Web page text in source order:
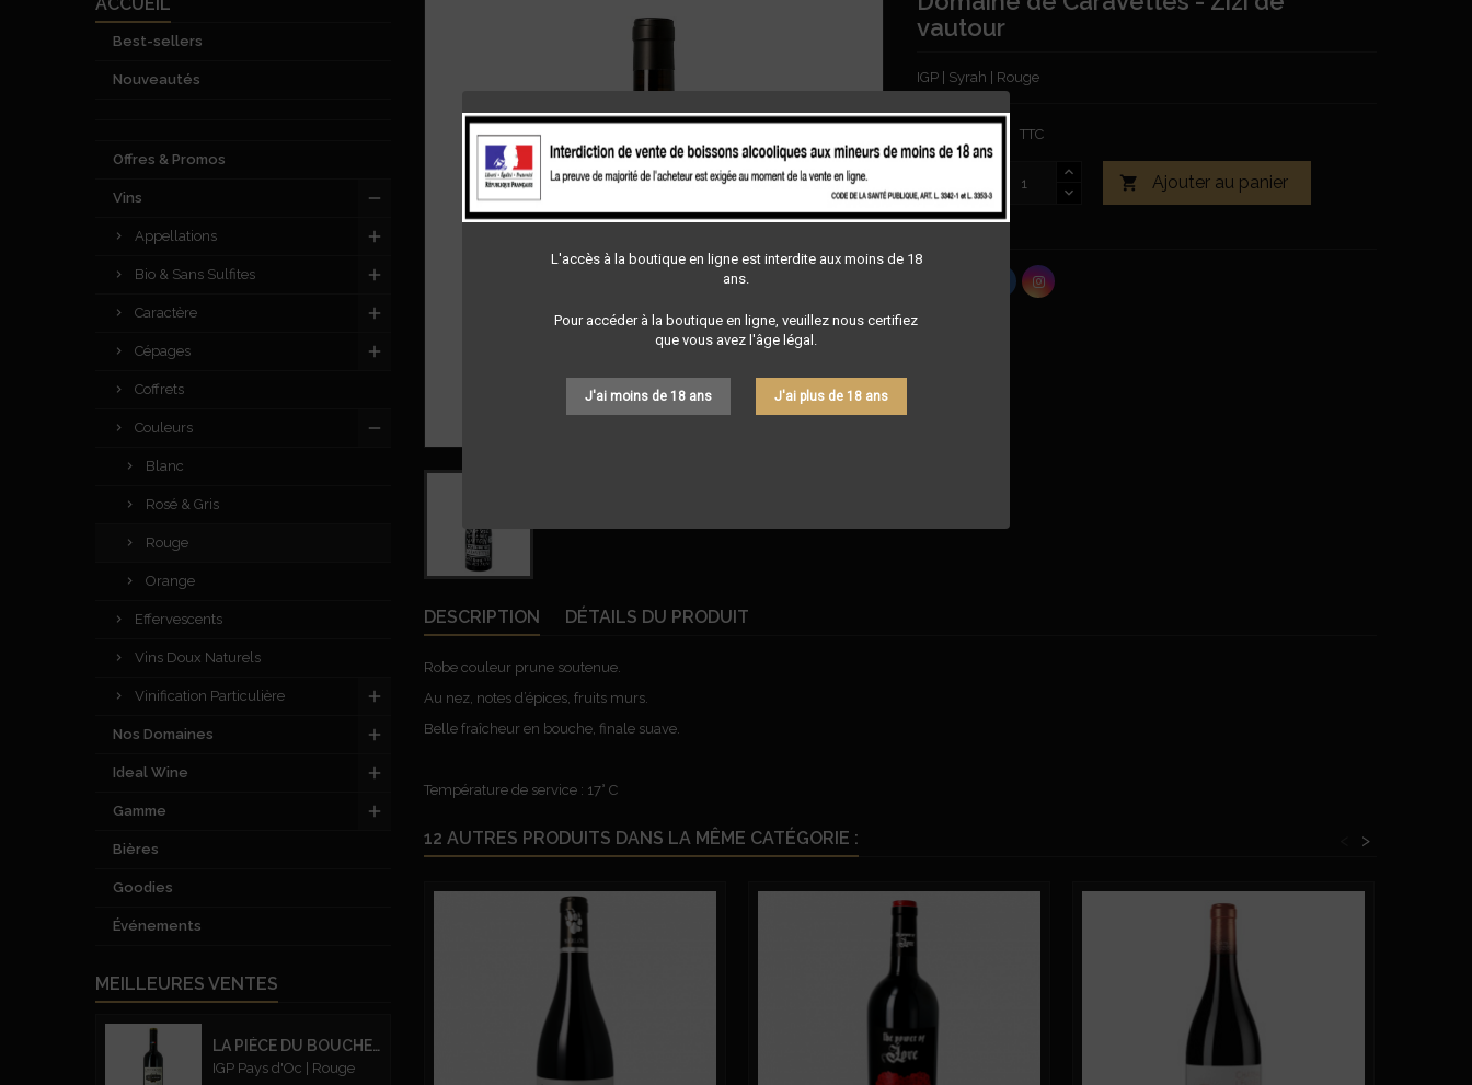
L'accès à la boutique en ligne est interdite aux moins de 18
ans.
Pour accéder à la boutique en ligne, veuillez nous certifiez
que vous avez l'âge légal.
J'ai moins de 18 ans J'ai plus de 18 ans
ACCUEIL
Best-sellers
Nouveautés
Offres & Promos
Vins
Appellations
Bio & Sans Sulfites
Caractère
Cépages
Coffrets
Couleurs
Blanc
Rosé & Gris
Rouge
Orange
Effervescents
Vins Doux Naturels
Vinification Particulière
Nos Domaines
Ideal Wine
Gamme
Bières
Goodies
Événements
MEILLEURES VENTES
LA PIÈCE DU BOUCHER
IGP Pays d'Oc | Rouge
vautour
IGP | Syrah | Rouge
14,50 € TTC
 Ajouter au panier

DESCRIPTION DÉTAILS DU PRODUIT
Robe couleur prune soutenue.
Au nez, notes d’épices, fruits murs.
Belle fraîcheur en bouche, finale suave.
Température de service : 17° C
12 AUTRES PRODUITS DANS LA MÊME CATÉGORIE : >